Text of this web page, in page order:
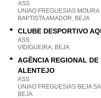
ASS
UNIAO FREGUESIAS
BAPTISTA AMADOR, BEJA
CLUBE DESPORTIVO
ASS
VIDIGUEIRA, BEJA
AGÊNCIA REGIONAL
ALENTEJO
ASS
UNIAO FREGUESIAS BEJA
BEJA